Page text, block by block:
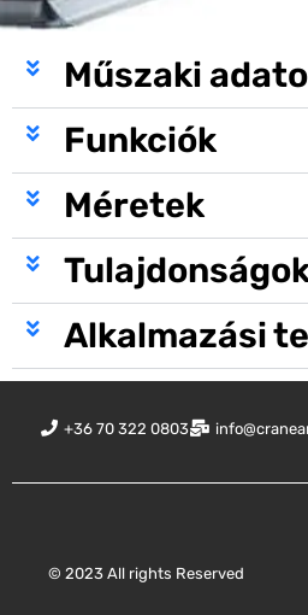
Műszaki
Funkciók
Méretek
Alkalmazási
+36 70 322 0803
© 2023 All rights Reserved